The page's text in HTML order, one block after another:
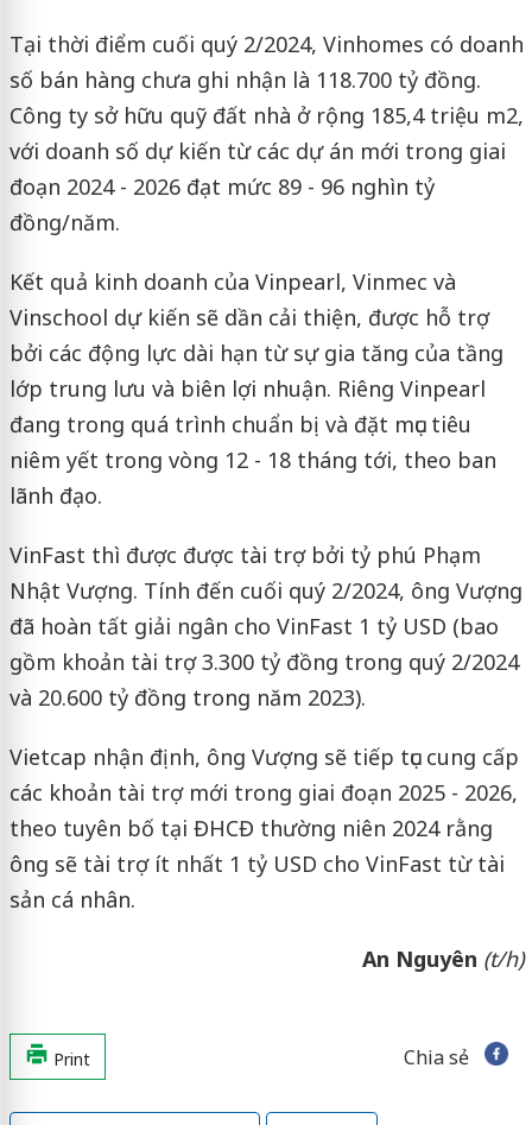
Tại thời điểm cuối quý 2/2024, Vinhomes có doanh
số bán hàng chưa ghi nhận là 118.700 tỷ đồng.
Công ty sở hữu quỹ đất nhà ở rộng 185,4 triệu m2,
với doanh số dự kiến từ các dự án mới trong giai
đoạn 2024 - 2026 đạt mức 89 - 96 nghìn tỷ
đồng/năm.
Kết quả kinh doanh của Vinpearl, Vinmec và
Vinschool dự kiến sẽ dần cải thiện, được hỗ trợ
bởi các động lực dài hạn từ sự gia tăng của tầng
lớp trung lưu và biên lợi nhuận. Riêng Vinpearl
đang trong quá trình chuẩn bị và đặt mục tiêu
niêm yết trong vòng 12 - 18 tháng tới, theo ban
lãnh đạo.
VinFast thì được được tài trợ bởi tỷ phú Phạm
Nhật Vượng. Tính đến cuối quý 2/2024, ông Vượng
đã hoàn tất giải ngân cho VinFast 1 tỷ USD (bao
gồm khoản tài trợ 3.300 tỷ đồng trong quý 2/2024
và 20.600 tỷ đồng trong năm 2023).
Vietcap nhận định, ông Vượng sẽ tiếp tục cung cấp
các khoản tài trợ mới trong giai đoạn 2025 - 2026,
theo tuyên bố tại ĐHCĐ thường niên 2024 rằng
ông sẽ tài trợ ít nhất 1 tỷ USD cho VinFast từ tài
sản cá nhân.
An Nguyên (t/h)
Print Chia sẻ